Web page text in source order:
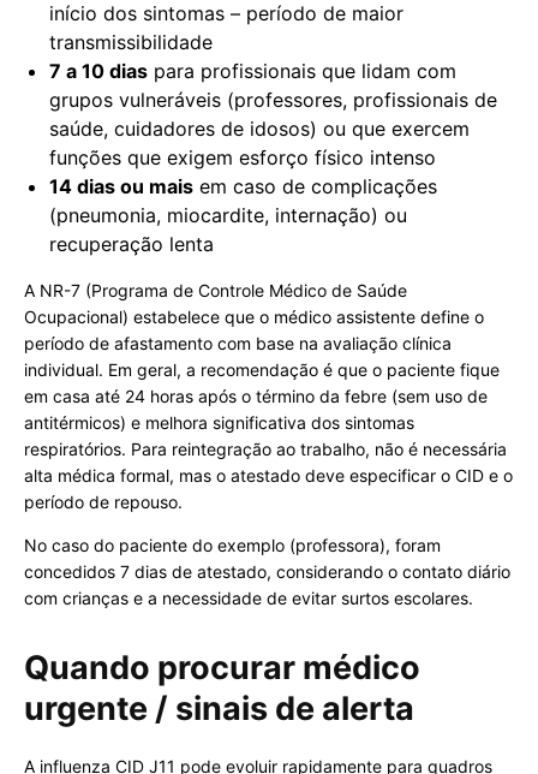
início dos sintomas – período de maior
transmissibilidade
7 a 10 dias para profissionais que lidam com
grupos vulneráveis (professores, profissionais de
saúde, cuidadores de idosos) ou que exercem
funções que exigem esforço físico intenso
14 dias ou mais em caso de complicações
(pneumonia, miocardite, internação) ou
recuperação lenta
A NR-7 (Programa de Controle Médico de Saúde
Ocupacional) estabelece que o médico assistente define o
período de afastamento com base na avaliação clínica
individual. Em geral, a recomendação é que o paciente fique
em casa até 24 horas após o término da febre (sem uso de
antitérmicos) e melhora significativa dos sintomas
respiratórios. Para reintegração ao trabalho, não é necessária
alta médica formal, mas o atestado deve especificar o CID e o
período de repouso.
No caso do paciente do exemplo (professora), foram
concedidos 7 dias de atestado, considerando o contato diário
com crianças e a necessidade de evitar surtos escolares.
Quando procurar médico
urgente / sinais de alerta
A influenza CID J11 pode evoluir rapidamente para quadros